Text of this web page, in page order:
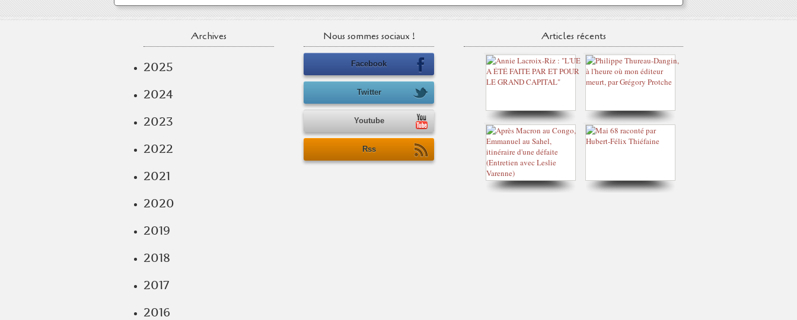
Archives
2025
2024
2023
2022
2021
2020
2019
2018
2017
2016
Nous sommes sociaux !
Facebook
Twitter
Youtube
Rss
Articles récents